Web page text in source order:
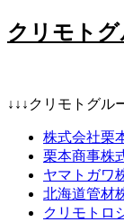
クリモト
↓↓↓クリモトグ
株式会社栗
栗本商事株
ヤマトガワ
北海道管材
クリモトロ